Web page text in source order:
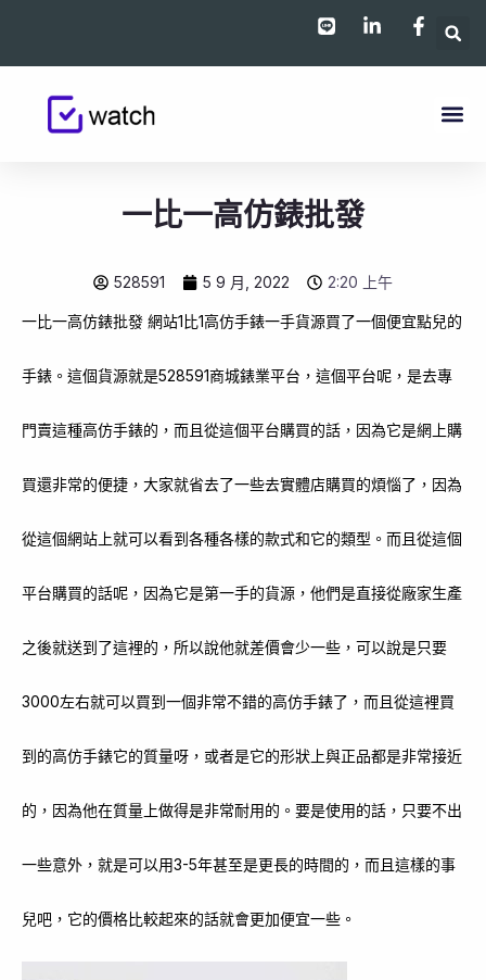
一比一高仿錶批發
528591 5 9 月, 2022 2:20 上午
一比一高仿錶批發 網站1比1高仿手錶一手貨源買了一個便宜點兒的
手錶。這個貨源就是528591商城錶業平台，這個平台呢，是去專
門賣這種高仿手錶的，而且從這個平台購買的話，因為它是網上購
買還非常的便捷，大家就省去了一些去實體店購買的煩惱了，因為
從這個網站上就可以看到各種各樣的款式和它的類型。而且從這個
平台購買的話呢，因為它是第一手的貨源，他們是直接從廠家生產
之後就送到了這裡的，所以說他就差價會少一些，可以說是只要
3000左右就可以買到一個非常不錯的高仿手錶了，而且從這裡買
到的高仿手錶它的質量呀，或者是它的形狀上與正品都是非常接近
的，因為他在質量上做得是非常耐用的。要是使用的話，只要不出
一些意外，就是可以用3-5年甚至是更長的時間的，而且這樣的事
兒吧，它的價格比較起來的話就會更加便宜一些。